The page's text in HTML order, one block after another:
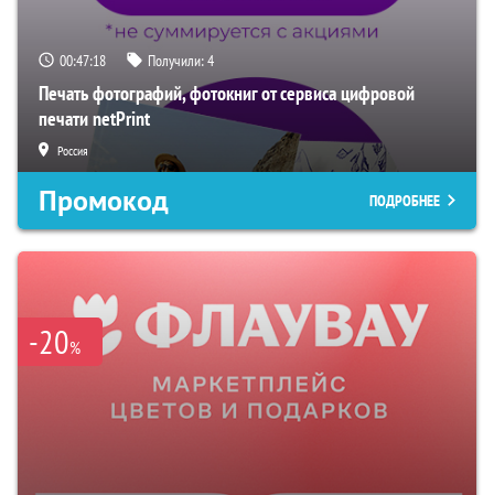
00:47:17 Получили:4
Печать фотографий, фотокниг от сервиса цифровой
печати netPrint
Россия
Промокод ПОДРОБНЕЕ
-20%